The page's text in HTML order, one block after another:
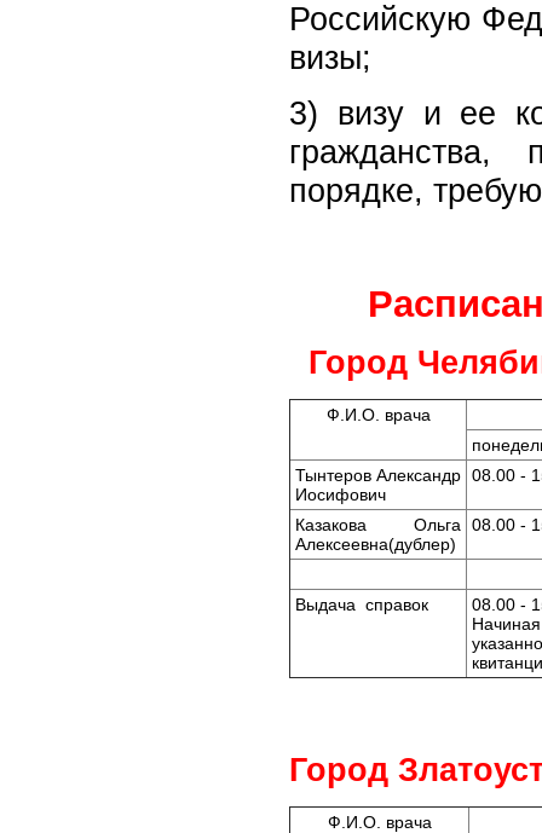
Российскую
визы;
3) визу и ее
порядке,
Город
Ф.И.О. врача
Тынтеров Александр
Иосифович
08.00 -
Казакова Ольга
Алексеевна(дублер)
08.00 -
Выдача справок
08.00 -
Город
Ф.И.О. врача